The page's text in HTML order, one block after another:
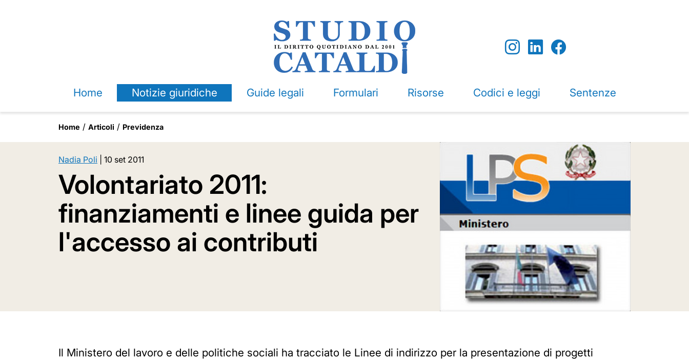
Home Notizie giuridiche Guide legali Formulari Risorse Codici e leggi Sentenze
Home Articoli Previdenza
Nadia Poli 10 set 2011
Volontariato 2011:
finanziamenti e linee guida per
l'accesso ai contributi
Il Ministero del lavoro e delle politiche sociali ha tracciato le Linee di indirizzo per la presentazione di progetti